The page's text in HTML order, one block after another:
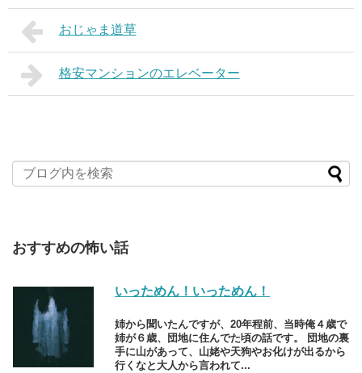
おじゃま道草
格安マンションのエレベーター
おすすめの怖い話
いっためん！いっためん！
姉から聞いたんですが、20年程前、当時俺４歳で
姉が６歳、団地に住んでた頃の話です。 団地の裏
手に山があって、山姥や天狗やお化けが出るから
行くなと大人から言われて...